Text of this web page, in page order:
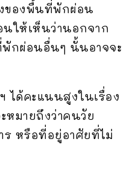
ของพื้นที่พักผ่อน
ให้เห็นว่านอกจาก
กผ่อนอื่นๆ นั้นอาจจะ
ได้คะแนนสูงในเรื่อง
หมายถึงว่าคนวัย
ร หรือที่อยู่อาศัยที่ไม่